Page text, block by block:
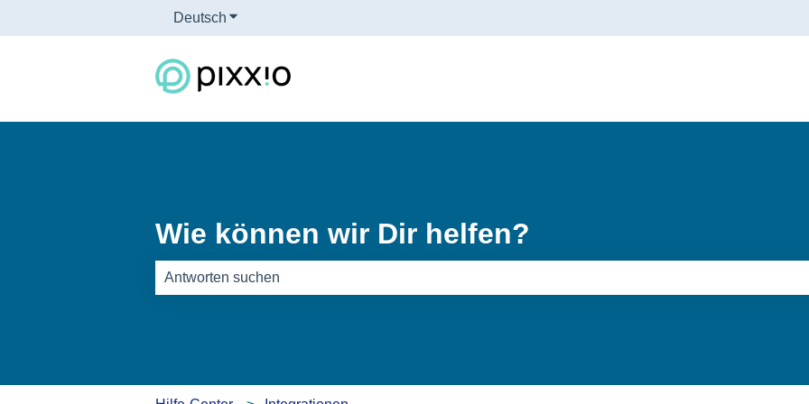
Deutsch Untermenü für Übersetzungen anzeigen
Wie können wir Dir helfen?